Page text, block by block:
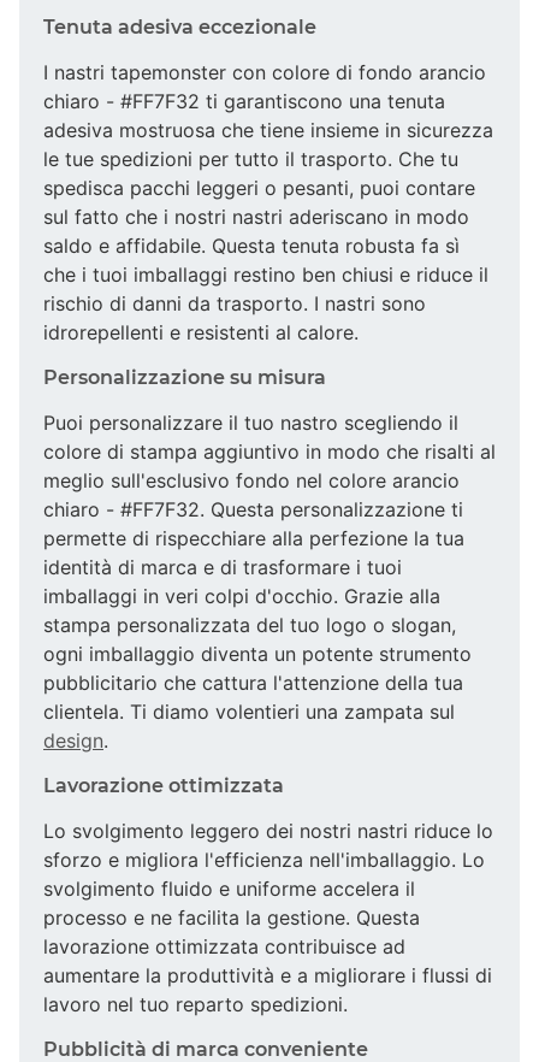
Tenuta adesiva eccezionale
I nastri tapemonster con colore di fondo arancio
chiaro - #FF7F32 ti garantiscono una tenuta
adesiva mostruosa che tiene insieme in sicurezza
le tue spedizioni per tutto il trasporto. Che tu
spedisca pacchi leggeri o pesanti, puoi contare
sul fatto che i nostri nastri aderiscano in modo
saldo e affidabile. Questa tenuta robusta fa sì
che i tuoi imballaggi restino ben chiusi e riduce il
rischio di danni da trasporto. I nastri sono
idrorepellenti e resistenti al calore.
Personalizzazione su misura
Puoi personalizzare il tuo nastro scegliendo il
colore di stampa aggiuntivo in modo che risalti al
meglio sull'esclusivo fondo nel colore arancio
chiaro - #FF7F32. Questa personalizzazione ti
permette di rispecchiare alla perfezione la tua
identità di marca e di trasformare i tuoi
imballaggi in veri colpi d'occhio. Grazie alla
stampa personalizzata del tuo logo o slogan,
ogni imballaggio diventa un potente strumento
pubblicitario che cattura l'attenzione della tua
clientela. Ti diamo volentieri una zampata sul
design.
Lavorazione ottimizzata
Lo svolgimento leggero dei nostri nastri riduce lo
sforzo e migliora l'efficienza nell'imballaggio. Lo
svolgimento fluido e uniforme accelera il
processo e ne facilita la gestione. Questa
lavorazione ottimizzata contribuisce ad
aumentare la produttività e a migliorare i flussi di
lavoro nel tuo reparto spedizioni.
Pubblicità di marca conveniente